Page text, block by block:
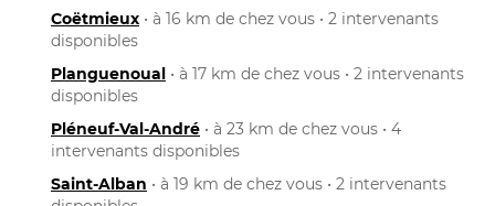
Coëtmieux • à 16 km de chez vous • 2 intervenants
disponibles
Planguenoual • à 17 km de chez vous • 2 intervenants
disponibles
Pléneuf-Val-André • à 23 km de chez vous • 4
intervenants disponibles
Saint-Alban • à 19 km de chez vous • 2 intervenants